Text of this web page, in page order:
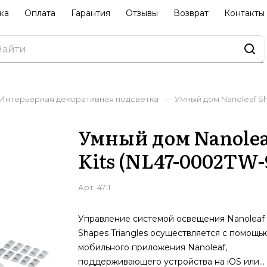
Оплата Гарантия Отзывы Возврат Контакты
Интерьерная декоративная подсветка – Умный дом Nanoleaf
Умный дом
Kits (NL47-
Арт. 4711
Управление системой освещения Nanoleaf
Shapes Triangles осуществляется с
мобильного приложения Nanoleaf,
поддерживающего устройства на iOS или